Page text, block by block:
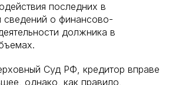
последних в
сведений о финансово-
должника в
Суд РФ, кредитор вправе
однако, как правило,